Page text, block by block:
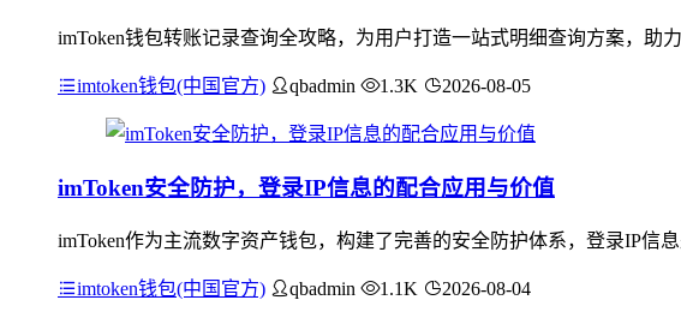
imToken钱包转账记录查询全攻略，为用户打造一站式明细查询方案，助
imtoken钱包(中国官方) qbadmin 1.3K 2026-08-05
imToken安全防护，登录IP信息的配合应用与价值
imToken作为主流数字资产钱包，构建了完善的安全防护体系，登录IP
imtoken钱包(中国官方) qbadmin 1.1K 2026-08-04